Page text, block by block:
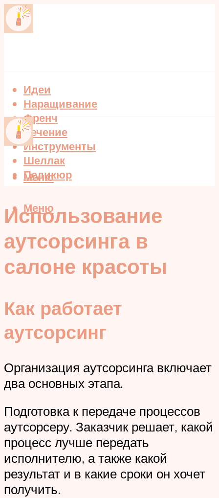
Идеи
Наращивание
Френч
Лечение
Инструменты
Шеллак
Педикюр
Меню
Меню
Использование
аутсорсинга в
салоне красоты
Как работает
аутсорсинг
Организация аутсорсинга включает
два основных этапа.
Подготовка к передаче процессов
аутсорсеру. Заказчик решает, какой
процесс лучше передать
исполнителю, а также какой
результат и в какие сроки он хочет
получить.